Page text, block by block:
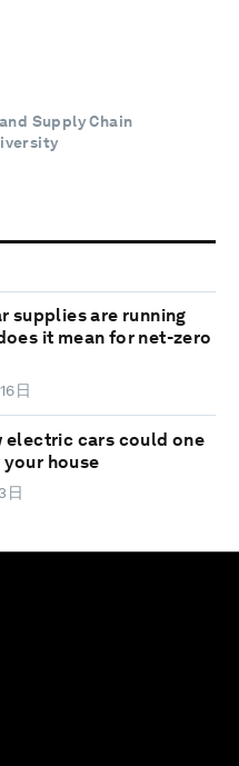
Supply Chain
supplies are running
it mean for net-zero
日
electric cars could one
house
日